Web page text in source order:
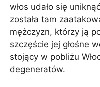
włos udało się
została tam
mężczyzn, którzy ją
szczęście jej głośne
stojący w pobliżu
degeneratów.